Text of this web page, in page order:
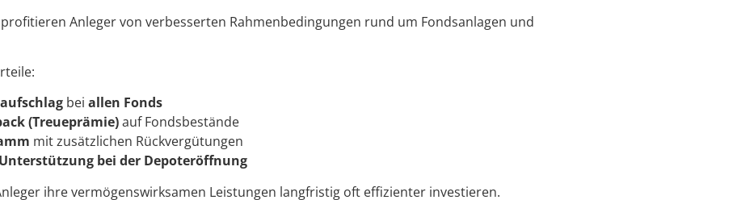
profitieren Anleger von verbesserten Rahmenbedingungen rund um Fondsanlagen und
bei allen Fonds
(Treueprämie)auf Fondsbestände
mit zusätzlichen Rückvergütungen
bei der Depoteröffnung
ihre vermögenswirksamen Leistungen langfristig oft effizienter investieren.